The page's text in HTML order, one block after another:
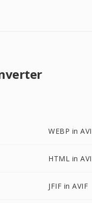
WEBP in
HTML in
JFIF in AVIF